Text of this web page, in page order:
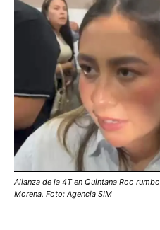
Alianza de la 4T en Quintana Roo
Morena. Foto: Agencia SIM